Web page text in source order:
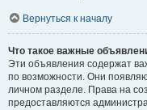
Вернуться к началу
Что такое важные
Эти объявления содержат
по возможности. Они
личном разделе. Права на
предоставляются